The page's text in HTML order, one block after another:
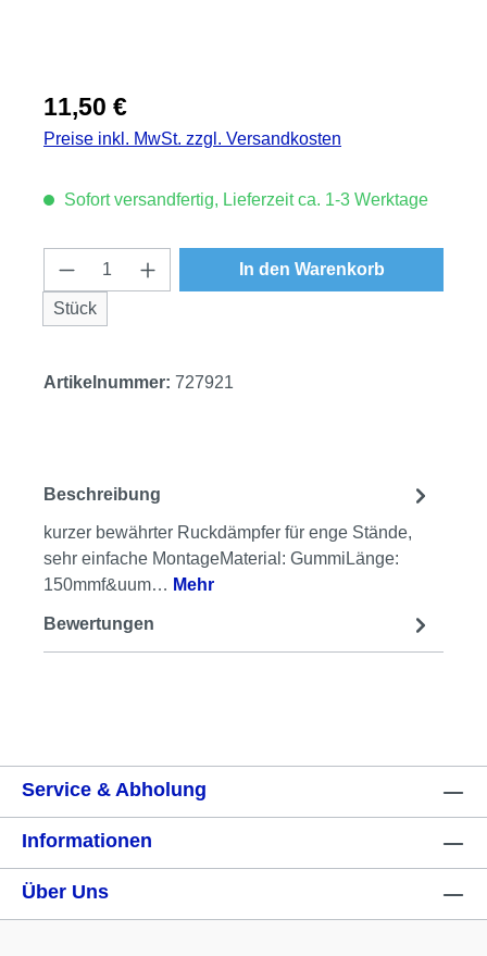
Regulärer Preis:
11,50 €
Preise inkl. MwSt. zzgl. Versandkosten
Sofort versandfertig, Lieferzeit ca. 1-3 Werktage
Produkt Anzahl: Gib den gewünschten
Stück
In den Warenkorb
Artikelnummer: 727921
Beschreibung
kurzer bewährter Ruckdämpfer für enge Stände,
sehr einfache MontageMaterial: GummiLänge:
150mmf&uum… Mehr
Bewertungen
Service & Abholung
Informationen
Über Uns